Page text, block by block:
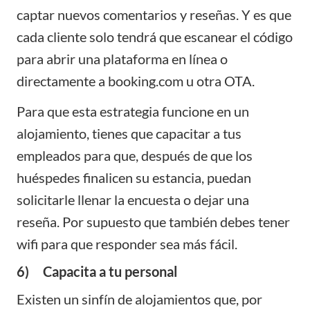
captar nuevos comentarios y reseñas. Y es que
cada cliente solo tendrá que escanear el código
para abrir una plataforma en línea o
directamente a booking.com u otra OTA.
Para que esta estrategia funcione en un
alojamiento, tienes que capacitar a tus
empleados para que, después de que los
huéspedes finalicen su estancia, puedan
solicitarle llenar la encuesta o dejar una
reseña. Por supuesto que también debes tener
wifi para que responder sea más fácil.
6) Capacita a tu personal
Existen un sinfín de alojamientos que, por